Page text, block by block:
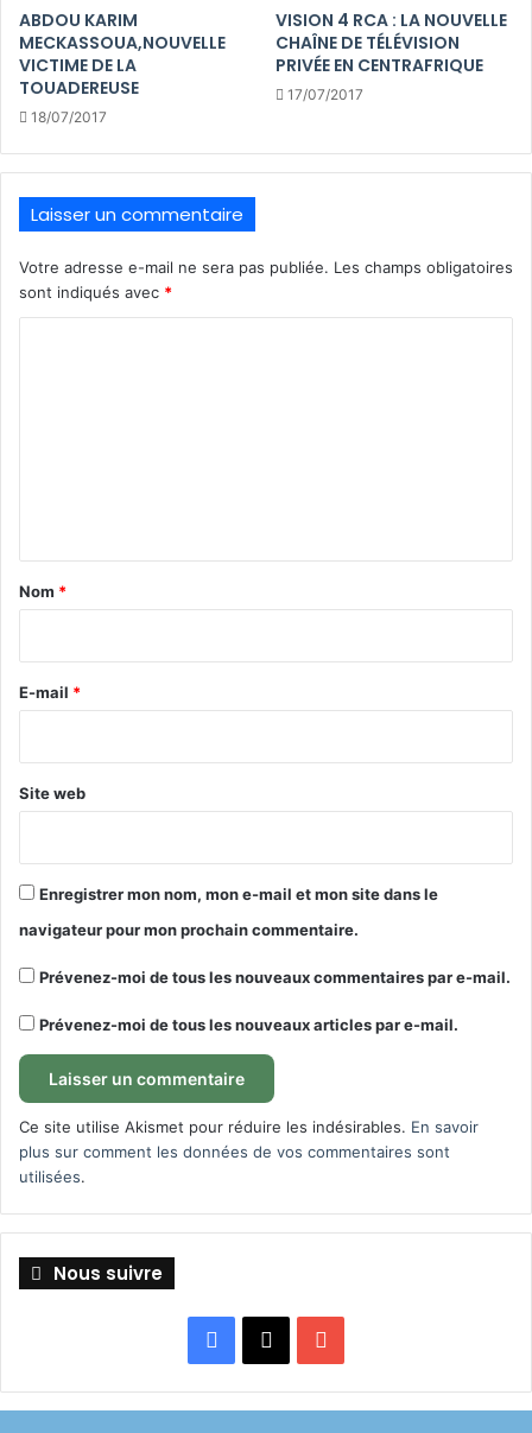
ABDOU KARIM
MECKASSOUA,NOUVELLE
VICTIME DE LA
TOUADEREUSE
18/07/2017
VISION 4 RCA : LA NOUVELLE
CHAÎNE DE TÉLÉVISION
PRIVÉE EN CENTRAFRIQUE
17/07/2017
Laisser un commentaire
Votre adresse e-mail ne sera pas publiée. Les champs obligatoires
sont indiqués avec *
a
e
Nom *
E-mail *
Site web
Enregistrer mon nom, mon e-mail et mon site dans le
navigateur pour mon prochain commentaire.
Prévenez-moi de tous les nouveaux commentaires par e-mail.
Prévenez-moi de tous les nouveaux articles par e-mail.
Ce site utilise Akismet pour réduire les indésirables. En savoir
plus sur comment les données de vos commentaires sont
utilisées.
Nous suivre
Facebook
X